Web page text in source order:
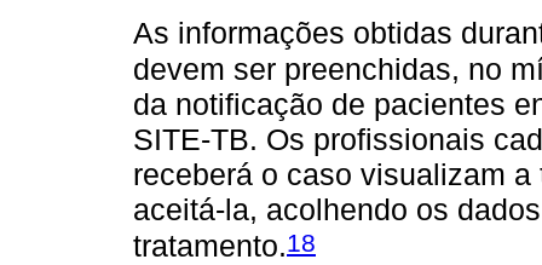
As informações obtidas
devem ser preenchidas, no
da notificação de pacientes
SITE-TB. Os profissionais
receberá o caso visualizam
aceitá-la, acolhendo os
tratamento.18